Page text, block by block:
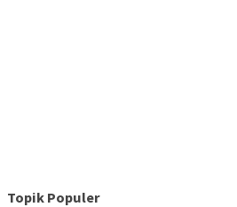
Topik Populer